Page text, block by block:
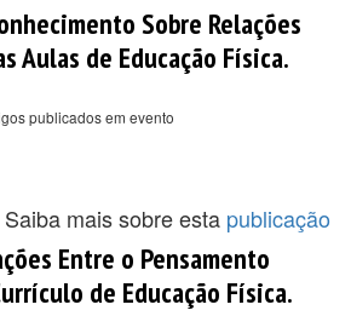
Sobre Relações
Aulas de Educação Física.
publicados em evento
Saiba mais sobre esta publicação
Entre o Pensamento
de Educação Física.